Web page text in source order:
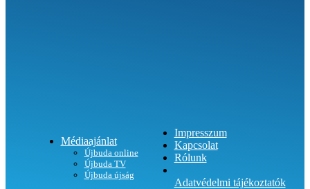
Médiaajánlat
Újbuda online
Újbuda TV
Újbuda újság
Impresszum
Kapcsolat
Rólunk
Adatvédelmi tájékoztatók